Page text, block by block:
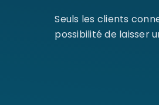
Seuls les clients
possibilité de laisser